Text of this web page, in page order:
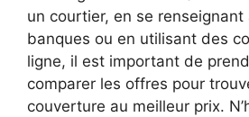
un courtier, en se renseignant
banques ou en utilisant des
ligne, il est important de
comparer les offres pour
couverture au meilleur prix.